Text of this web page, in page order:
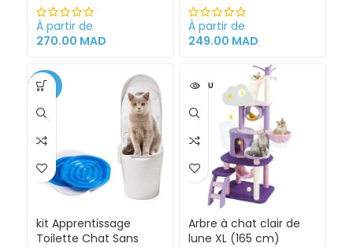
Cystite régime
médicalisé
À partir de
270.00 MAD
et extérieur
À partir de
249.00 MAD
-34%
kit Apprentissage
Toilette Chat Sans
VENDU
Arbre à chat clair de
lune XL (165 cm)